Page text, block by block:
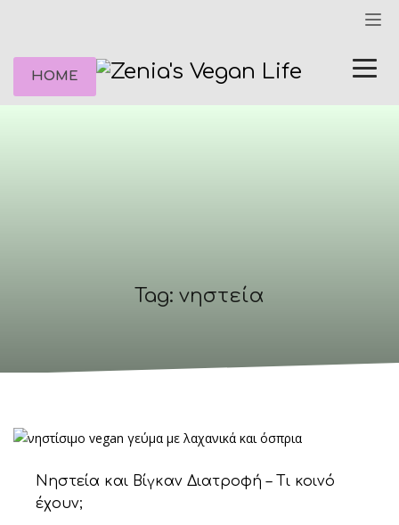
HOME
Tag: νηστεία
Νηστεία και Βίγκαν Διατροφή – Τι κοινό
έχουν;